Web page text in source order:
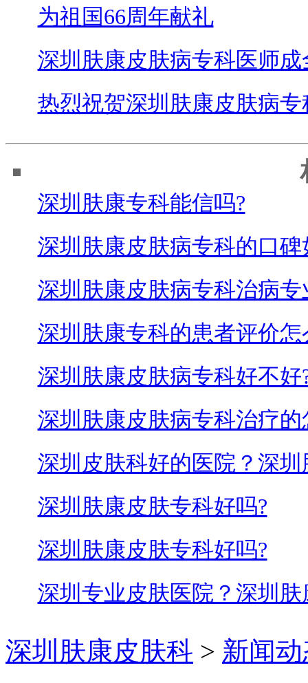
为祖国66周年献礼
深圳肤康皮肤病专科医师成
热烈祝贺深圳肤康皮肤病专
深圳肤康专科能信吗?
深圳肤康皮肤病专科的口碑
深圳肤康皮肤病专科治病专
深圳肤康专科的患者评价怎
深圳肤康皮肤病专科好不好
深圳肤康皮肤病专科治疗的
深圳皮肤科好的医院？深圳
深圳肤康皮肤专科好吗?
深圳肤康皮肤专科好吗?
深圳专业皮肤医院？深圳肤
深圳肤康皮肤科 > 新闻